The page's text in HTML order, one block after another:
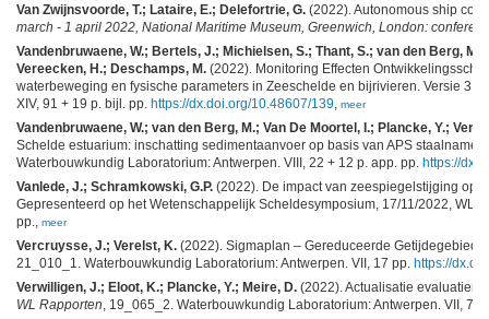
Van Zwijnsvoorde, T.; Lataire, E.; Delefortrie, G. (2022). Autonomous ship
march - 1 april 2022, National Maritime Museum, Greenwich, London:
Vandenbruwaene, W.; Bertels, J.; Michielsen, S.; Thant, S.; van den Berg,
Vereecken, H.; Deschamps, M. (2022). Monitoring Effecten
waterbeweging en fysische parameters in Zeeschelde en bijrivieren. Versie 3.0.
XIV, 91 + 19 p. bijl. pp. https://dx.doi.org/10.48607/139 meer
Vandenbruwaene, W.; van den Berg, M.; Van De Moortel, I.; Plancke, Y.;
Schelde estuarium: inschatting sedimentaanvoer op basis van APS staalname
Waterbouwkundig Laboratorium: Antwerpen. VIII, 22 + 12 p. app. pp. https://
Vanlede, J.; Schramkowski, G.P. (2022). De impact van zeespiegelstijging op
Gepresenteerd op het Wetenschappelijk Scheldesymposium, 17/11/2022,
pp.,
meer
Vercruysse, J.; Verelst, K. (2022). Sigmaplan – Gereduceerde
21_010_1. Waterbouwkundig Laboratorium: Antwerpen. VII, 17 pp. https://
Verwilligen, J.; Eloot, K.; Plancke, Y.; Meire, D. (2022). Actualisatie
WL Rapporten , 19_065_2. Waterbouwkundig Laboratorium: Antwerpen. VII, 72